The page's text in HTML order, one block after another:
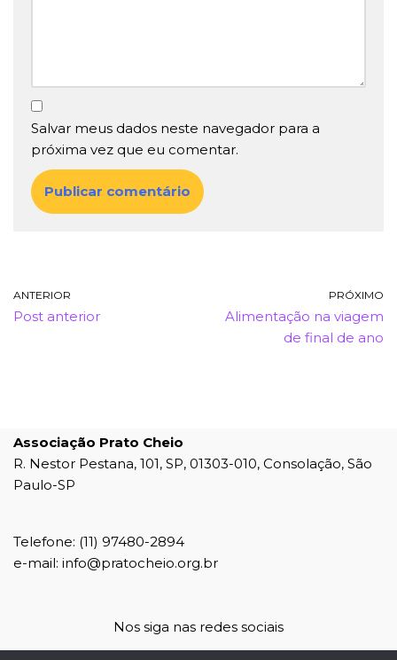
Salvar meus dados neste navegador para a
próxima vez que eu comentar.
ANTERIOR
Post anterior
PRÓXIMO
Alimentação na viagem
de final de ano
Associação Prato Cheio
R. Nestor Pestana, 101, SP, 01303-010, Consolação, São
Paulo-SP
Telefone: (11) 97480-2894
e-mail: info@pratocheio.org.br
Nos siga nas redes sociais